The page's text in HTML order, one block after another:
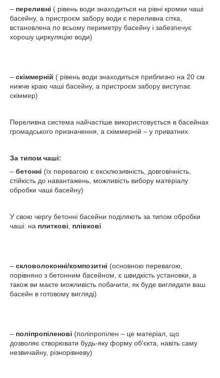
– переливні ( рівень води знаходиться на рівні кромки чаші
басейну, а пристроєм забору води є переливна сітка,
встановлена по всьому периметру басейну і забезпечує
хорошу циркуляцію води)
– скіммерній ( рівень води знаходиться приблизно на 20 см
нижче краю чаші басейну, а пристроєм забору виступає
скіммер)
Переливна система найчастіше використовується в басейнах
громадського призначення, а скіммерній – у приватних.
За типом чаші:
– бетонні (їх перевагою є ексклюзивність, довговічність,
стійкість до навантажень, можливість вибору матеріалу
обробки чаші басейну)
У свою чергу бетонні басейни поділяють за типом обробки
чаші: на плиткові плівкові
– скловолоконні/композитні (основною перевагою,
порівняно з бетонним басейном, є швидкість установки, а
також ви маєте можливість побачити, як буде виглядати ваш
басейн в готовому вигляді)
– поліпропіленові (поліпропілен – це матеріал, що
дозволяє створювати будь-яку форму об'єкта, навіть саму
незвичайну, різнорівневу)